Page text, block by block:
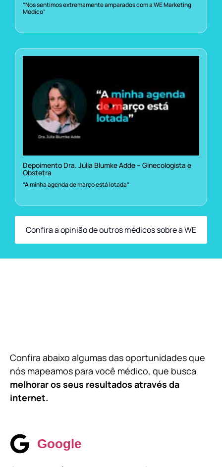
“Nos sentimos extremamente amparados com a WE Marketing
Médico”
Depoimento Dra. Júlia Blumke Adde – Ginecologista e
Obstetra
“A minha agenda de março está lotada”
Confira a opinião de outros médicos sobre a WE
Confira abaixo algumas das oportunidades que
nós mapeamos para você médico, que busca
melhorar os seus resultados através da
internet.
Google